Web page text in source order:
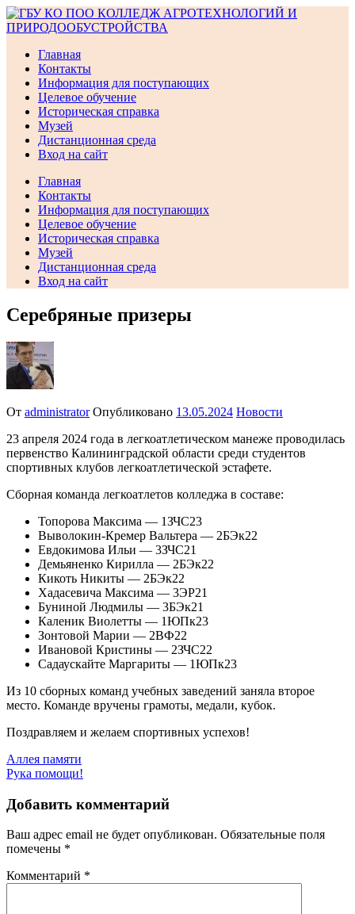
Перейти
к
Главная
Контакты
Информация для поступающих
Целевое обучение
Историческая справка
Музей
Дистанционная среда
Вход на сайт
Главная
Контакты
Информация для поступающих
Целевое обучение
Историческая справка
Музей
Дистанционная среда
Вход на сайт
Серебряные призеры
От administrator Опубликовано 13.05.2024 Новости
23 апреля 2024 года в легкоатлетическом манеже проводилась
первенство Калининградской области среди студентов
спортивных клубов легкоатлетической эстафете.
Сборная команда легкоатлетов колледжа в составе:
Топорова Максима — 1ЗЧС23
Выволокин-Кремер Вальтера — 2БЭк22
Евдокимова Ильи — 3ЗЧС21
Демьяненко Кирилла — 2БЭк22
Кикоть Никиты — 2БЭк22
Хадасевича Максима — 3ЭР21
Буниной Людмилы — 3БЭк21
Каленик Виолетты — 1ЮПк23
Зонтовой Марии — 2ВФ22
Ивановой Кристины — 2ЗЧС22
Садаускайте Маргариты — 1ЮПк23
Из 10 сборных команд учебных заведений заняла второе
место. Команде вручены грамоты, медали, кубок.
Поздравляем и желаем спортивных успехов!
Навигация
по
записям
Аллея памяти
Рука помощи!
Добавить комментарий
Ваш адрес email не будет опубликован. Обязательные поля
помечены *
Комментарий *